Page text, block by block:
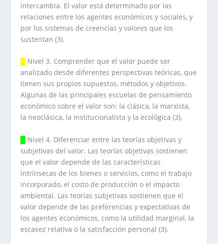
intercambia. El valor está determinado por las
relaciones entre los agentes económicos y sociales, y
por los sistemas de creencias y valores que los
sustentan (3).
Nivel 3. Comprender que el valor puede ser
analizado desde diferentes perspectivas teóricas, que
tienen sus propios supuestos, métodos y objetivos.
Algunas de las principales escuelas de pensamiento
económico sobre el valor son: la clásica, la marxista,
la neoclásica, la institucionalista y la ecológica (3).
Nivel 4. Diferenciar entre las teorías objetivas y
subjetivas del valor. Las teorías objetivas sostienen
que el valor depende de las características
intrínsecas de los bienes o servicios, como el trabajo
incorporado, el costo de producción o el impacto
ambiental. Las teorías subjetivas sostienen que el
valor depende de las preferencias y expectativas de
los agentes económicos, como la utilidad marginal, la
escasez relativa o la satisfacción personal (3).